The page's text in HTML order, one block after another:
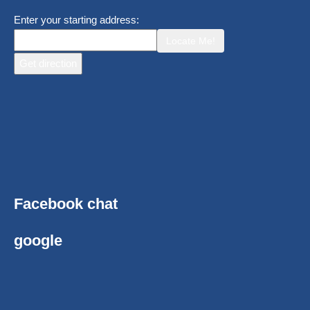
Enter your starting address:
Facebook chat
google